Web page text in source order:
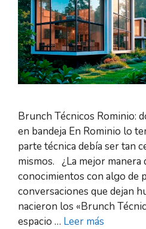
Brunch Técnicos Rominio:
en bandeja En Rominio lo
parte técnica debía ser tan
mismos. ¿La mejor
conocimientos con algo de
conversaciones que dejan
nacieron los «Brunch
espacio … Leer más